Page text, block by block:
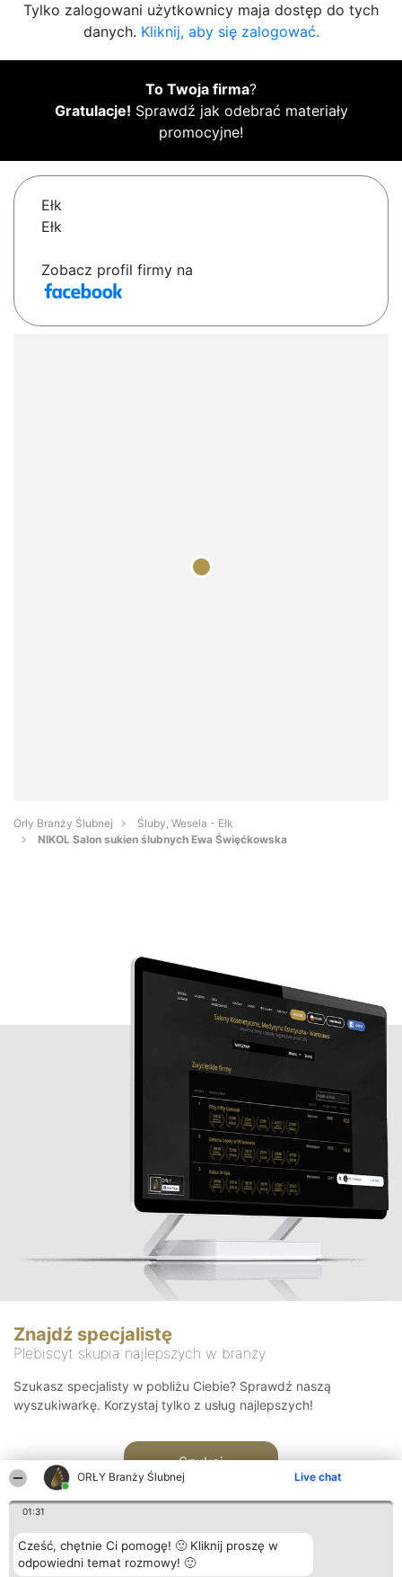
ORŁY Branży Ślubnej Live chat
01:31
Cześć, chętnie Ci pomogę! 🙂 Kliknij proszę w
odpowiedni temat rozmowy! 🙂
Tylko zalogowani użytkownicy maja dostęp do tych
danych. Kliknij, aby się zalogować.
To Twoja firma?
Gratulacje! Sprawdź jak odebrać materiały
promocyjne!
Ełk
Ełk
Zobacz profil firmy na
Orły Branży Ślubnej
Śluby, Wesela - Ełk
NIKOL Salon sukien ślubnych Ewa Święćkowska
Znajdź specjalistę
Plebiscyt skupia najlepszych w branży
Szukasz specjalisty w pobliżu Ciebie? Sprawdź naszą
wyszukiwarkę. Korzystaj tylko z usług najlepszych!
Szukaj